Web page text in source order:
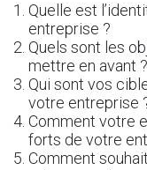
Quelle est
entreprise ?
Quels sont les
mettre en avant ?
Qui sont vos
votre entreprise
Comment votre
forts de votre
Comment